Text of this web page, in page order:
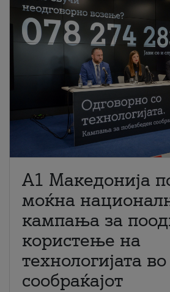
A1 Македонија
моќна
кампања за
користење на
технологијата во
сообраќајот